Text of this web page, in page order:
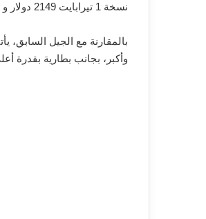
نسخة 1 تيرابايت 2149 دولار و موعد توفير الهاتف يوم 9 أكتوبر
بالمقارنة مع الجيل السابق،
وأكبر، بجانب بطارية بقدرة